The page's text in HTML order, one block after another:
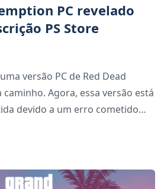
PC revelado
PS Store
versão PC de Red Dead
Agora, essa versão está
devido a um erro cometido
que ainda não fo